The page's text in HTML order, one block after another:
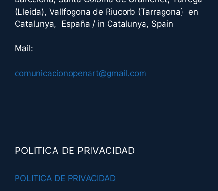
(Lleida), Vallfogona de Riucorb (Tarragona) en
Catalunya, España / in Catalunya, Spain
Mail:
comunicacionopenart@gmail.com
POLITICA DE PRIVACIDAD
POLITICA DE PRIVACIDAD